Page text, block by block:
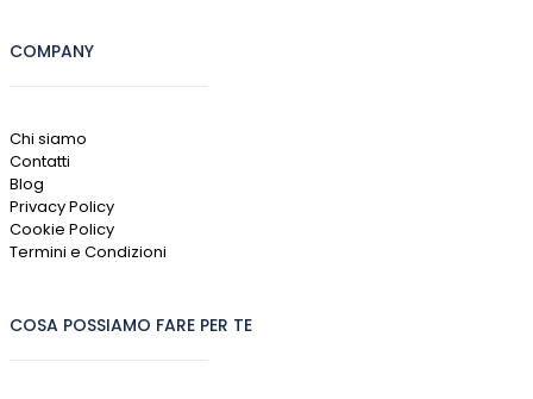
COMPANY
Chi siamo
Contatti
Blog
Privacy Policy
Cookie Policy
Termini e Condizioni
COSA POSSIAMO FARE PER TE